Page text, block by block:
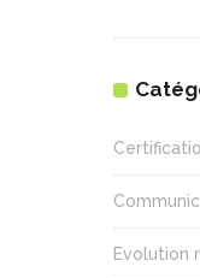
Evolution